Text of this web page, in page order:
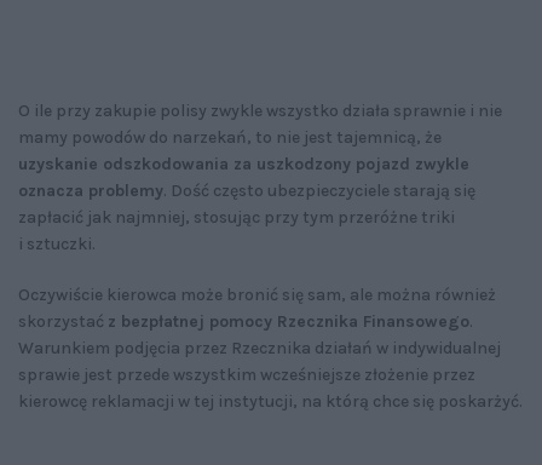
O ile przy zakupie polisy zwykle wszystko działa sprawnie i nie
mamy powodów do narzekań, to nie jest tajemnicą, że
uzyskanie odszkodowania za uszkodzony pojazd zwykle
oznacza problemy. Dość często ubezpieczyciele starają się
zapłacić jak najmniej, stosując przy tym przeróżne triki
i sztuczki.
Oczywiście kierowca może bronić się sam, ale można również
skorzystać z bezpłatnej pomocy Rzecznika Finansowego.
Warunkiem podjęcia przez Rzecznika działań w indywidualnej
sprawie jest przede wszystkim wcześniejsze złożenie przez
kierowcę reklamacji w tej instytucji, na którą chce się poskarżyć.